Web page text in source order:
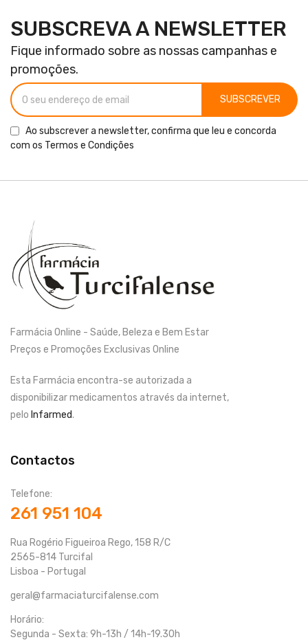
SUBSCREVA A NEWSLETTER
Fique informado sobre as nossas campanhas e
promoções.
SUBSCREVER
Ao subscrever a newsletter, confirma que leu e concorda
com os Termos e Condições
Farmácia Online - Saúde, Beleza e Bem Estar
Preços e Promoções Exclusivas Online
Esta Farmácia encontra-se autorizada a
disponibilizar medicamentos através da internet,
pelo Infarmed.
Contactos
Telefone:
261 951 104
Rua Rogério Figueiroa Rego, 158 R/C
2565-814 Turcifal
Lisboa - Portugal
geral@farmaciaturcifalense.com
Horário:
Segunda - Sexta: 9h-13h / 14h-19.30h